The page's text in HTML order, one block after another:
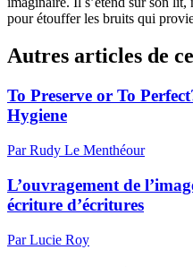
pour étouffer les bruits qui
Autres articles de
To Preserve or To
Hygiene
Par Rudy Le Menthéour
L’ouvragement de
écriture d’écritures
Par Lucie Roy